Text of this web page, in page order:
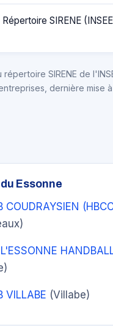
Répertoire SIRENE
SIRENE de
dernière mise
Essonne
COUDRAYSIEN
VILLABE (Villabe)